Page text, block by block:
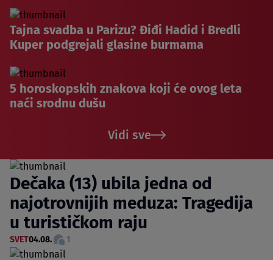
Tajna svadba u Parizu? Điđi Hadid i Bredli
Kuper podgrejali glasine burmama
5 horoskopskih znakova koji će ovog leta
naći srodnu dušu
Vidi sve
Dečaka (13) ubila jedna od
najotrovnijih meduza: Tragedija
u turističkom raju
SVET04.08. 1